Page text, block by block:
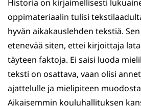
Historia on kirjaimellisesti
oppimateriaalin tulisi
hyvän aikakauslehden tekstiä.
etenevää siten, ettei kirjoittaja
täyteen faktoja. Ei saisi luoda
teksti on osattava, vaan olisi
ajattelulle ja mielipiteen
Aikaisemmin kouluhallituksen